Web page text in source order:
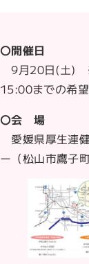
〇開催日
9月20日(土)
15:00までの希
〇会 場
愛媛県厚生連
ー（松山市鷹子